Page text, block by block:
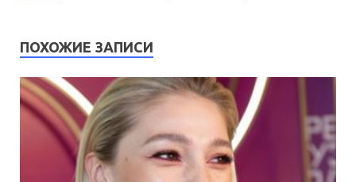
ПОХОЖИЕ ЗАПИСИ